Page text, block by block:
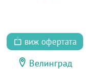
виж офертата
Велинград